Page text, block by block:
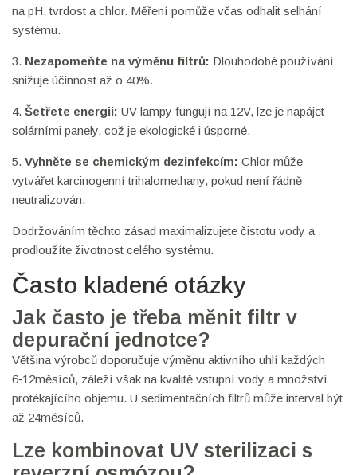
na pH, tvrdost a chlor. Měření pomůže včas odhalit selhání
systému.
3. Nezapomeňte na výměnu filtrů: Dlouhodobé používání
snižuje účinnost až o 40%.
4. Šetřete energii: UV lampy fungují na 12V, lze je napájet
solárními panely, což je ekologické i úsporné.
5. Vyhněte se chemickým dezinfekcím: Chlor může
vytvářet karcinogenní trihalomethany, pokud není řádně
neutralizován.
Dodržováním těchto zásad maximalizujete čistotu vody a
prodloužíte životnost celého systému.
Často kladené otázky
Jak často je třeba měnit filtr v
depurační jednotce?
Většina výrobců doporučuje výměnu aktivního uhlí každých
6‑12měsíců, záleží však na kvalitě vstupní vody a množství
protékajícího objemu. U sedimentačních filtrů může interval být
až 24měsíců.
Lze kombinovat UV sterilizaci s